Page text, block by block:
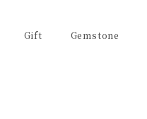
Gift Gemstone